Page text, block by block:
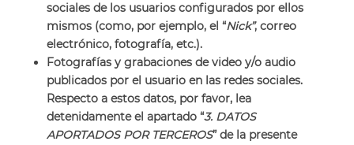
sociales de los usuarios configurados por ellos
mismos (como, por ejemplo, el “Nick”, correo
electrónico, fotografía, etc.).
Fotografías y grabaciones de video y/o audio
publicados por el usuario en las redes sociales.
Respecto a estos datos, por favor, lea
detenidamente el apartado “3. DATOS
APORTADOS POR TERCEROS” de la presente